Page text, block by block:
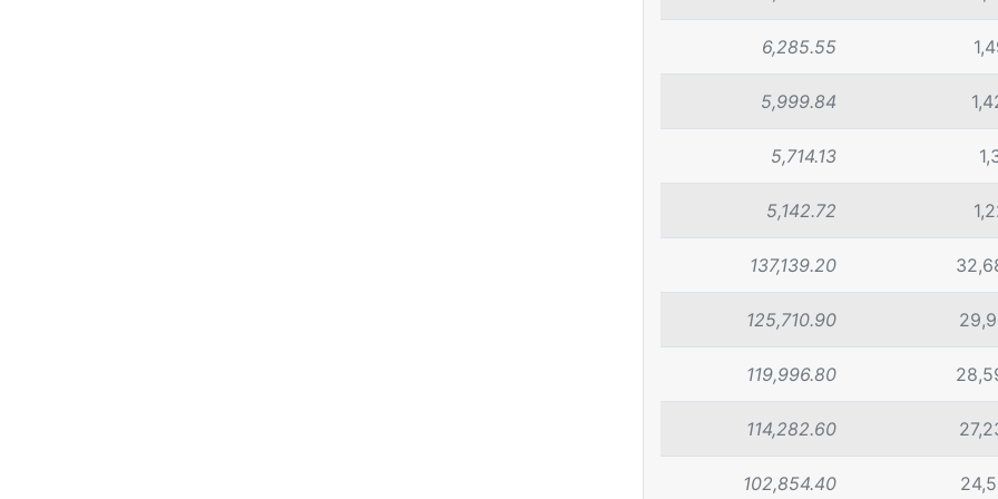
6,285.55
5,999.84
5,714.13
5,142.72
137,139.20
125,710.90
119,996.80
114,282.60
102,854.40